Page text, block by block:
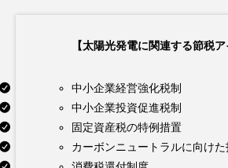
【太陽光発電に関連する節税ア
中小企業経営強化税制
中小企業投資促進税制
固定資産税の特例措置
カーボンニュートラルに向けた